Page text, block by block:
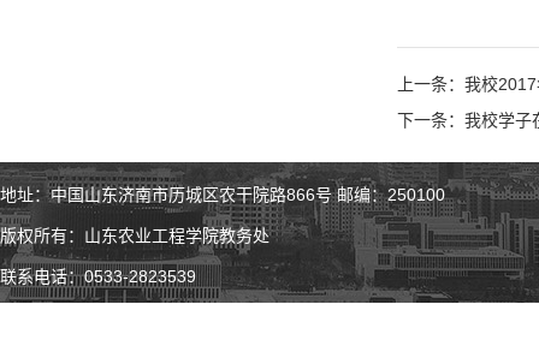
上一条：我校
下一条：我校学子
地址：中国山东济南市历城区农干院路866号 邮编：250100
版权所有：山东农业工程学院教务处
联系电话：0533-2823539